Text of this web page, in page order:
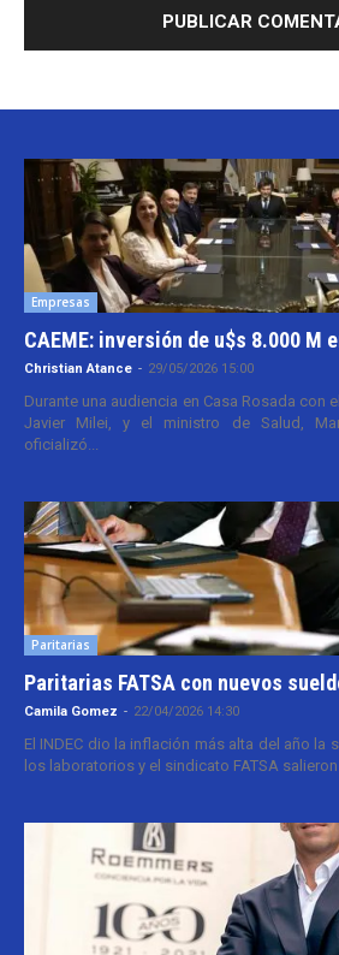
Empresas
CAEME: inversión de u$s 8.000 M
Christian Atance - 29/05/2026 15:00
Durante una audiencia en Casa Rosada con
Javier Milei, y el ministro de Salud,
oficializó...
Paritarias
Paritarias FATSA con nuevos
Camila Gomez - 22/04/2026 14:30
El INDEC dio la inflación más alta del año la
los laboratorios y el sindicato FATSA salieron